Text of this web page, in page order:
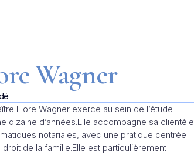
Wagner
Flore Wagner exerce au sein de l’étude
dizaine d’années.Elle accompagne sa clientèle
notariales, avec une pratique centrée
de la famille.Elle est particulièrement